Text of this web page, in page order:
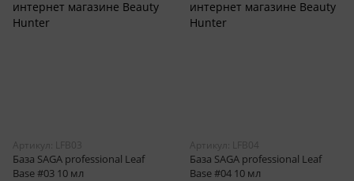
Артикул: LFB03
База SAGA professional Leaf
Base #03 10 мл
Артикул: LFB04
База SAGA professional Leaf
Base #04 10 мл